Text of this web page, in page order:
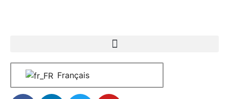
Français